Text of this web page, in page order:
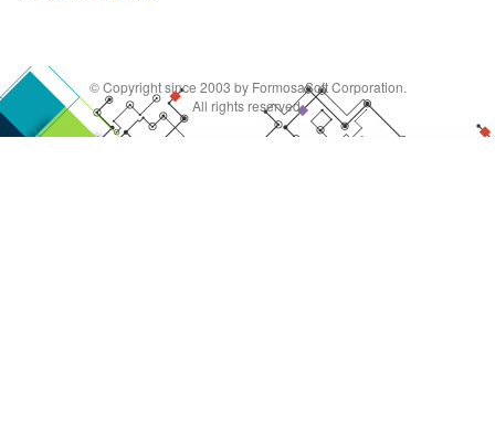
© Copyright since 2003 by FormosaSoft Corporation.
All rights reserved.